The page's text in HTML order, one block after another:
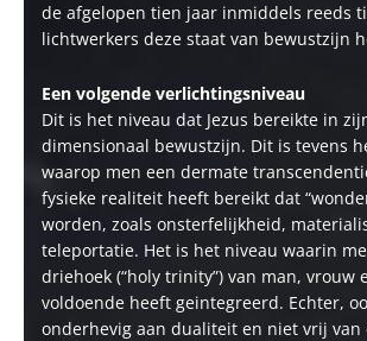
de afgelopen tien jaar inmiddels reeds
lichtwerkers deze staat van bewustzijn
Een volgende verlichtingsniveau
Dit is het niveau dat Jezus bereikte in
dimensionaal bewustzijn. Dit is tevens
waarop men een dermate
fysieke realiteit heeft bereikt dat
worden, zoals onsterfelijkheid,
teleportatie. Het is het niveau waarin
driehoek (“holy trinity”) van man, vrouw
voldoende heeft geintegreerd. Echter,
onderhevig aan dualiteit en niet vrij van